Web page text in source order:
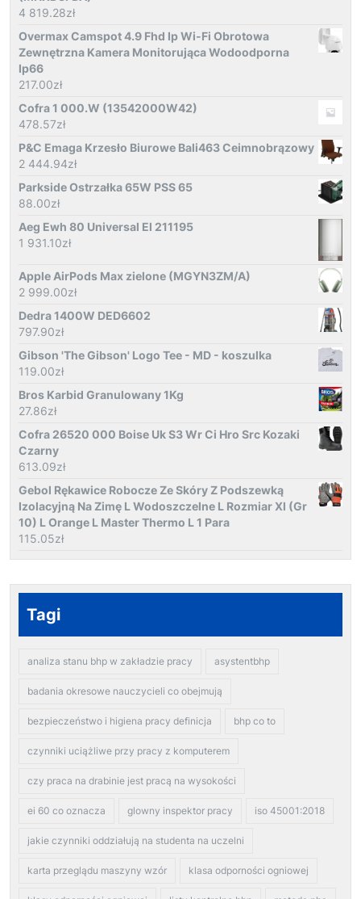
4 819.28zł
Overmax Camspot 4.9 Fhd Ip Wi-Fi Obrotowa
Zewnętrzna Kamera Monitorująca Wodoodporna
Ip66
217.00zł
Cofra 1 000.W (13542000W42)
478.57zł
P&C Emaga Krzesło Biurowe Bali463 Ceimnobrązowy
2 444.94zł
Parkside Ostrzałka 65W PSS 65
88.00zł
Aeg Ewh 80 Universal El 211195
1 931.10zł
Apple AirPods Max zielone (MGYN3ZM/A)
2 999.00zł
Dedra 1400W DED6602
797.90zł
Gibson 'The Gibson' Logo Tee - MD - koszulka
119.00zł
Bros Karbid Granulowany 1Kg
27.86zł
Cofra 26520 000 Boise Uk S3 Wr Ci Hro Src Kozaki
Czarny
613.09zł
Gebol Rękawice Robocze Ze Skóry Z Podszewką
Izolacyjną Na Zimę L Wodoszczelne L Rozmiar Xl (Gr
10) L Orange L Master Thermo L 1 Para
115.05zł
Tagi
analiza stanu bhp w zakładzie pracy asystentbhp
badania okresowe nauczycieli co obejmują
bezpieczeństwo i higiena pracy definicja bhp co to
czynniki uciążliwe przy pracy z komputerem
czy praca na drabinie jest pracą na wysokości
ei 60 co oznacza glowny inspektor pracy iso 45001:2018
jakie czynniki oddziałują na studenta na uczelni
karta przeglądu maszyny wzór klasa odporności ogniowej